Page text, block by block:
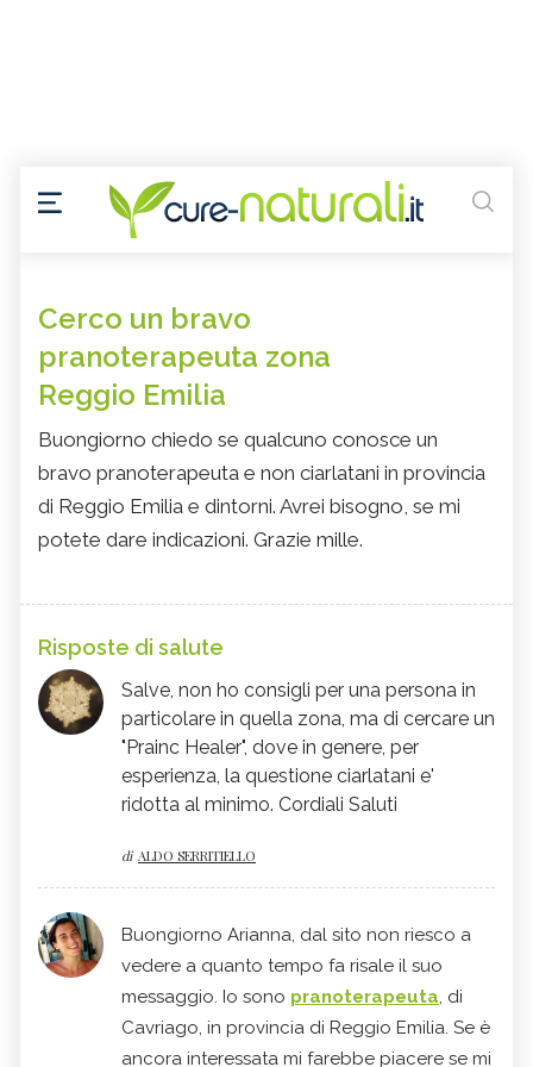
Cerco un bravo
pranoterapeuta zona
Reggio Emilia
Buongiorno chiedo se qualcuno conosce un
bravo pranoterapeuta e non ciarlatani in provincia
di Reggio Emilia e dintorni. Avrei bisogno, se mi
potete dare indicazioni. Grazie mille.
Risposte di salute
Salve, non ho consigli per una persona in
particolare in quella zona, ma di cercare un
"Prainc Healer", dove in genere, per
esperienza, la questione ciarlatani e'
ridotta al minimo. Cordiali Saluti
di ALDO SERRITIELLO
Buongiorno Arianna, dal sito non riesco a
vedere a quanto tempo fa risale il suo
messaggio. Io sono pranoterapeuta, di
Cavriago, in provincia di Reggio Emilia. Se è
ancora interessata mi farebbe piacere se mi